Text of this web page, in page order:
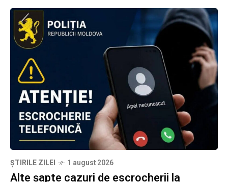
ȘTIRILE ZILEI 1 august 2026
Alte șapte cazuri de escrocherii la